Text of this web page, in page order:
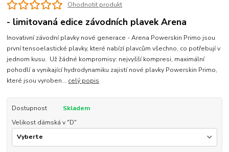
Ohodnotit produkt
- limitovaná edice závodních plavek Arena
Inovativní závodní plavky nové generace - Arena Powerskin Primo jsou
první tensoelastické plavky, které nabízí plavcům všechno, co potřebují v
jednom kusu. Už žádné kompromisy: nejvyšší kompresi, maximální
pohodlí a vynikající hydrodynamiku zajistí nové plavky Powerskin Primo,
které jsou vyroben... celý popis
Dostupnost
Skladem
Velikost dámská v "D"